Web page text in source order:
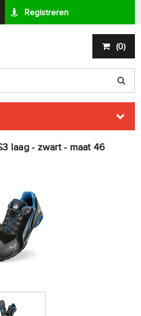
Registreren
(0)
laag - zwart - maat 46